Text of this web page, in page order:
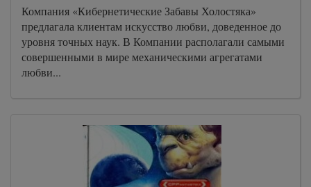
Компания «Кибернетические Забавы Холостяка»
предлагала клиентам искусство любви, доведенное до
уровня точных наук. В Компании располагали самыми
совершенными в мире механическими агрегатами
любви...